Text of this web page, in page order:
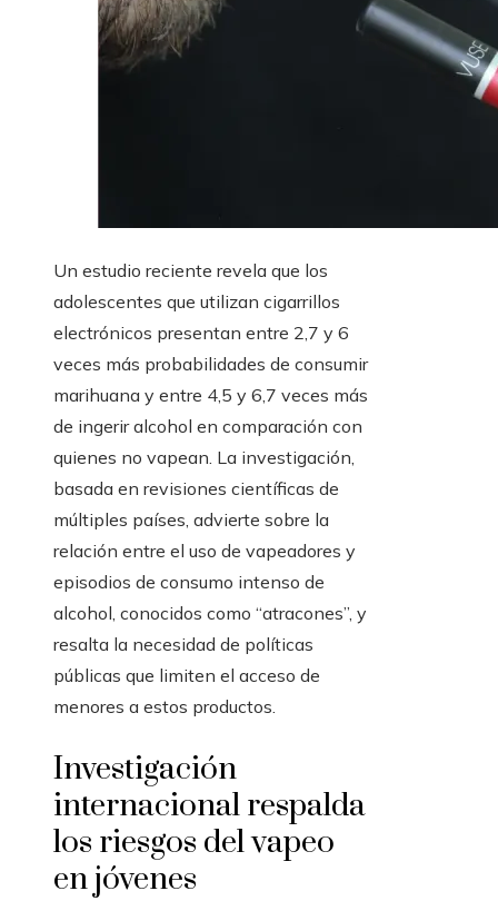
Un estudio reciente revela que los
adolescentes que utilizan cigarrillos
electrónicos presentan entre 2,7 y 6
veces más probabilidades de consumir
marihuana y entre 4,5 y 6,7 veces más
de ingerir alcohol en comparación con
quienes no vapean. La investigación,
basada en revisiones científicas de
múltiples países, advierte sobre la
relación entre el uso de vapeadores y
episodios de consumo intenso de
alcohol, conocidos como “atracones”, y
resalta la necesidad de políticas
públicas que limiten el acceso de
menores a estos productos.
Investigación
internacional respalda
los riesgos del vapeo
en jóvenes